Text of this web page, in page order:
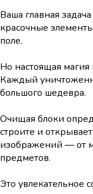
Ваша главная
красочные
поле.
Но настоящая магия
Каждый
большого шедевра.
Очищая блоки
строите и
изображений — от
предметов.
Это увлекательное